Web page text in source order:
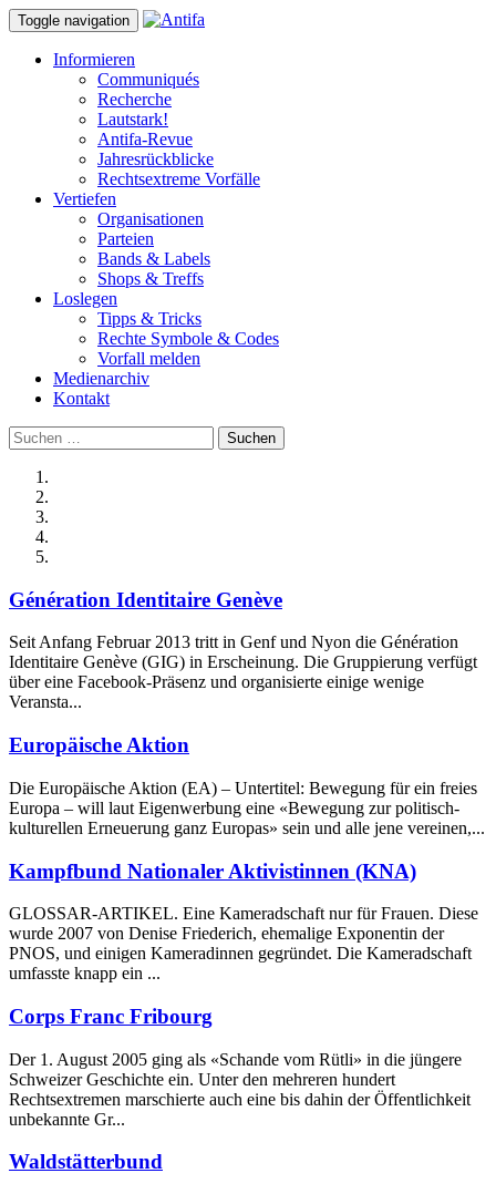
Toggle navigation
Informieren
Communiqués
Recherche
Lautstark!
Antifa-Revue
Jahresrückblicke
Rechtsextreme Vorfälle
Vertiefen
Organisationen
Parteien
Bands & Labels
Shops & Treffs
Loslegen
Tipps & Tricks
Rechte Symbole & Codes
Vorfall melden
Medienarchiv
Kontakt
Suchen
nach:
Génération Identitaire Genève
Seit Anfang Februar 2013 tritt in Genf und Nyon die Génération
Identitaire Genève (GIG) in Erscheinung. Die Gruppierung verfügt
über eine Facebook-Präsenz und organisierte einige wenige
Veransta...
Europäische Aktion
Die Europäische Aktion (EA) – Untertitel: Bewegung für ein freies
Europa – will laut Eigenwerbung eine «Bewegung zur politisch-
kulturellen Erneuerung ganz Europas» sein und alle jene vereinen,...
Kampfbund Nationaler Aktivistinnen (KNA)
GLOSSAR-ARTIKEL. Eine Kameradschaft nur für Frauen. Diese
wurde 2007 von Denise Friederich, ehemalige Exponentin der
PNOS, und einigen Kameradinnen gegründet. Die Kameradschaft
umfasste knapp ein ...
Corps Franc Fribourg
Der 1. August 2005 ging als «Schande vom Rütli» in die jüngere
Schweizer Geschichte ein. Unter den mehreren hundert
Rechtsextremen marschierte auch eine bis dahin der Öffentlichkeit
unbekannte Gr...
Waldstätterbund